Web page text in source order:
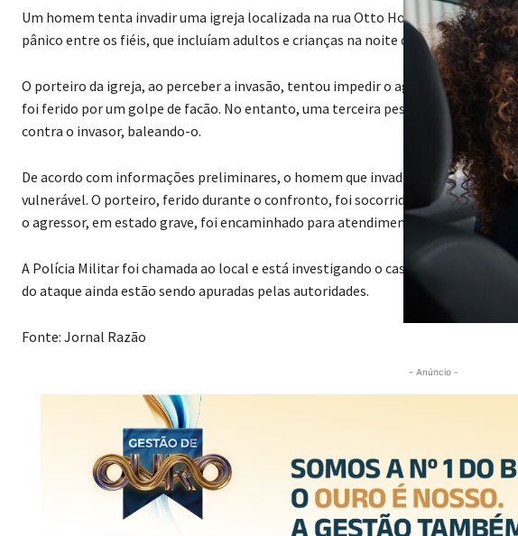
Um homem tenta invadir uma igreja localizada na rua Otto Hoier, no bairro
pânico entre os fiéis, que incluíam adultos e crianças na noite de domingo 27
O porteiro da igreja, ao perceber a invasão, tentou impedir o agressor,
foi ferido por um golpe de facão. No entanto, uma terceira pessoa presente no
contra o invasor, baleando-o.
De acordo com informações preliminares, o homem que invadiu o local tinha
vulnerável. O porteiro, ferido durante o confronto, foi socorrido e levado ao
o agressor, em estado grave, foi encaminhado para atendimento médico.
A Polícia Militar foi chamada ao local e está investigando o caso. A situação
do ataque ainda estão sendo apuradas pelas autoridades.
Fonte: Jornal Razão
- Anúncio -